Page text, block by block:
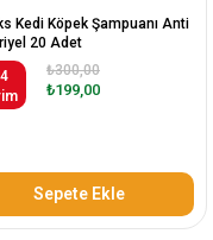
Kedi Köpek Şampuanı Anti
20 Adet
₺199,00
₺300,00
Sepete Ekle